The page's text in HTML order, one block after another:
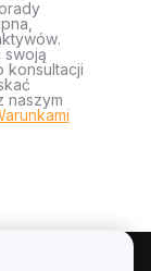
swoją
konsultacji
naszym